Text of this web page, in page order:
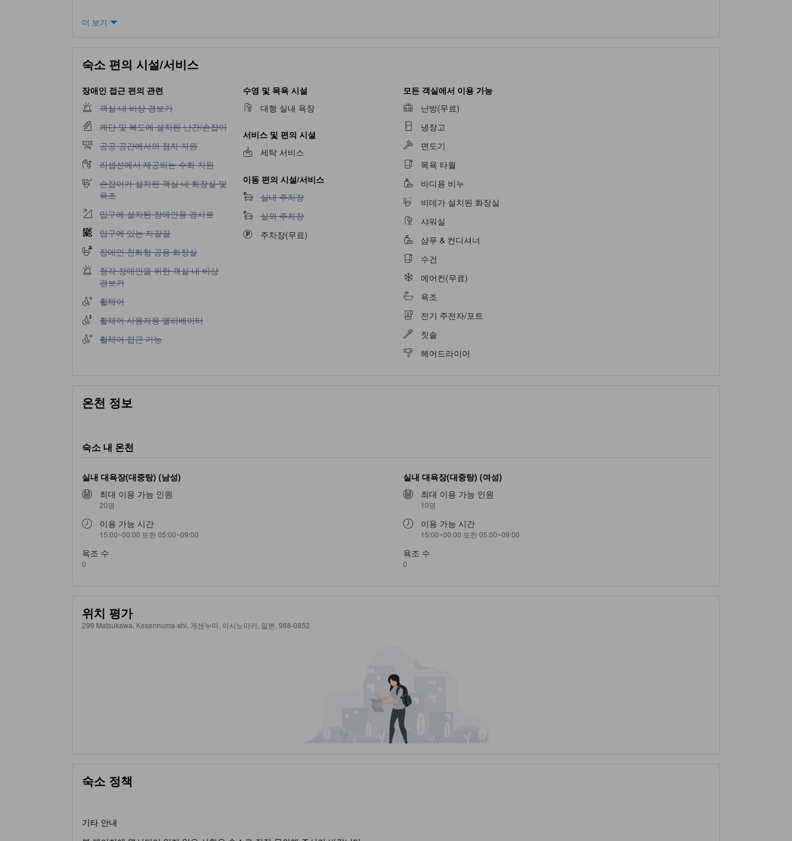
더 보기
숙소 편의 시설/서비스
장애인 접근 편의 관련
객실 내 비상 경보기 이용 불가
객실 내 비상 경보기
계단 및 복도에 설치된 난간/손잡이 이용 불가
계단 및 복도에 설치된 난간/손잡이
공공 공간에서의 점자 지원 이용 불가
공공 공간에서의 점자 지원
리셉션에서 제공되는 수화 지원 이용 불가
리셉션에서 제공되는 수화 지원
손잡이가 설치된 객실 내 화장실 및 욕조 이용 불가
손잡이가 설치된 객실 내 화장실 및
욕조
입구에 설치된 장애인용 경사로 이용 불가
입구에 설치된 장애인용 경사로
입구에 있는 자갈길 이용 불가
입구에 있는 자갈길
장애인 친화형 공용 화장실 이용 불가
장애인 친화형 공용 화장실
청각 장애인을 위한 객실 내 비상 경보기 이용 불가
청각 장애인을 위한 객실 내 비상
경보기
휠체어 이용 불가
휠체어
휠체어 사용자용 엘리베이터 이용 불가
휠체어 사용자용 엘리베이터
휠체어 접근 가능 이용 불가
휠체어 접근 가능
수영 및 목욕 시설
대형 실내 욕장
서비스 및 편의 시설
세탁 서비스
이동 편의 시설/서비스
실내 주차장 이용 불가
실내 주차장
실외 주차장 이용 불가
실외 주차장
주차장(무료)
모든 객실에서 이용 가능
난방(무료)
냉장고
면도기
목욕 타월
바디용 비누
비데가 설치된 화장실
샤워실
샴푸 & 컨디셔너
수건
에어컨(무료)
욕조
전기 주전자/포트
칫솔
헤어드라이어
온천 정보
숙소 내 온천
실내 대욕장(대중탕) (남성)
최대 이용 가능 인원
20명
이용 가능 시간
15:00~00:00 또한 05:00~09:00
욕조 수
0
실내 대욕장(대중탕) (여성)
최대 이용 가능 인원
10명
이용 가능 시간
15:00~00:00 또한 05:00~09:00
욕조 수
0
위치 평가
299 Matsukawa, Kesennuma-shi, 게센누마, 이시노마키, 일본, 988-0852
숙소 정책
기타 안내